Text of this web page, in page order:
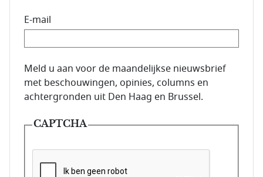
E-mail
E-mailadres van de abonnee.
Meld u aan voor de maandelijkse nieuwsbrief
met beschouwingen, opinies, columns en
achtergronden uit Den Haag en Brussel.
CAPTCHA